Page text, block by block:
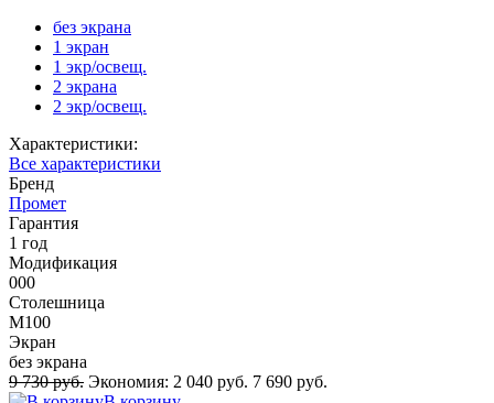
без экрана
1 экран
1 экр/освещ.
2 экрана
2 экр/освещ.
Характеристики:
Все характеристики
Бренд
Промет
Гарантия
1 год
Модификация
000
Столешница
M100
Экран
без экрана
9 730 руб. Экономия: 2 040 руб. 7 690 руб.